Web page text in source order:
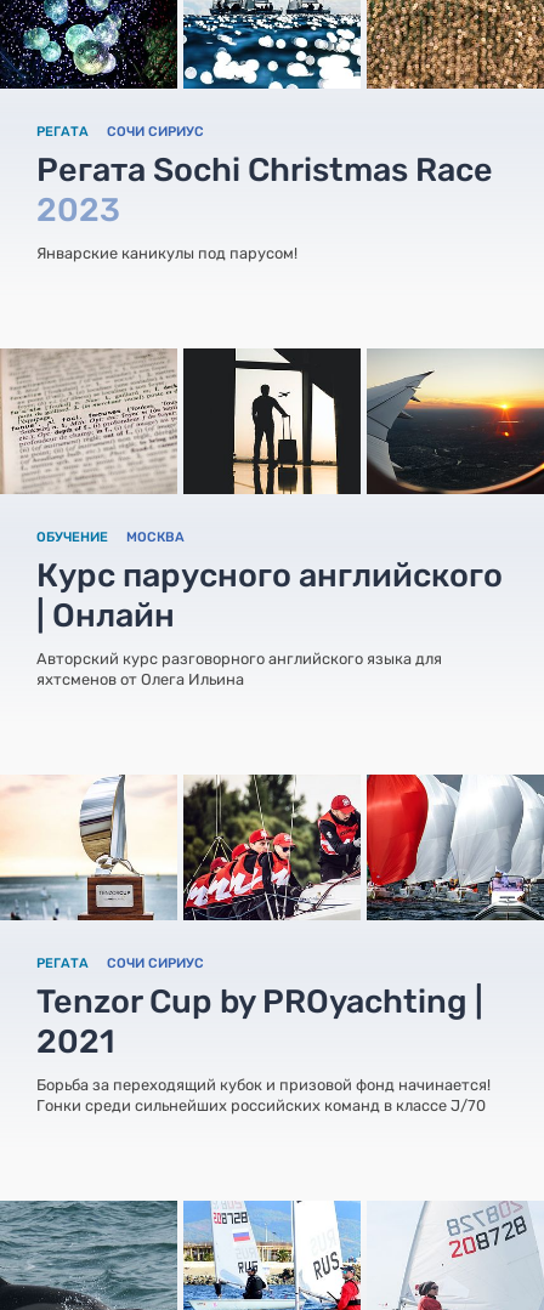
РЕГАТА СОЧИ СИРИУС
Регата Sochi Christmas Race
2023
Январские каникулы под парусом!
ОБУЧЕНИЕ МОСКВА
Курс парусного английского
| Онлайн
Авторский курс разговорного английского языка для
яхтсменов от Олега Ильина
РЕГАТА СОЧИ СИРИУС
Tenzor Cup by PROyachting |
2021
Борьба за переходящий кубок и призовой фонд начинается!
Гонки среди сильнейших российских команд в классе J/70